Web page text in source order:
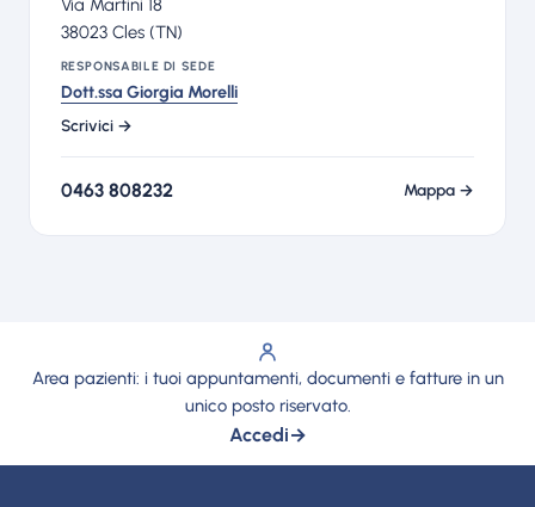
38023 Cles (TN)
RESPONSABILE DI SEDE
Dott.ssa Giorgia Morelli
Scrivici →
0463 808232 Mappa →
Area pazienti: i tuoi appuntamenti, documenti e fatture in un
unico posto riservato.
Accedi→